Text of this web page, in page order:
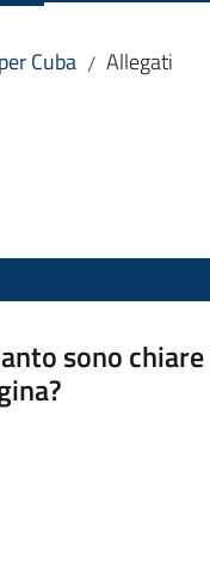
Cuba / Allegati
sono